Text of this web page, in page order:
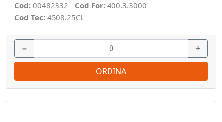
Cod: 00482332 Cod For: 400.3.3000
Cod Tec: 4508.25CL
− +
ORDINA